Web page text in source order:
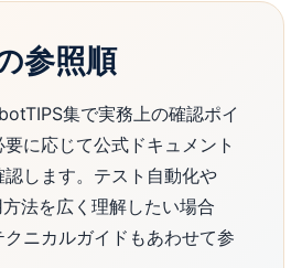
参照順
集で実務上の確認ポイ
に応じて公式ドキュメント
します。テスト自動化や
法を広く理解したい場合
ニカルガイドもあわせて参